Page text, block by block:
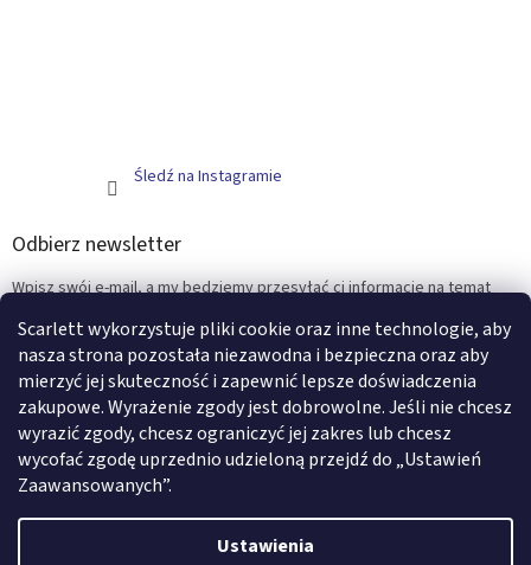
Scarlett wykorzystuje pliki cookie oraz inne technologie, aby
nasza strona pozostała niezawodna i bezpieczna oraz aby
mierzyć jej skuteczność i zapewnić lepsze doświadczenia
zakupowe. Wyrażenie zgody jest dobrowolne. Jeśli nie chcesz
wyrazić zgody, chcesz ograniczyć jej zakres lub chcesz
wycofać zgodę uprzednio udzieloną przejdź do „Ustawień
Zaawansowanych”.
Ustawienia
Śledź na Instagramie
Odbierz newsletter
Wpisz swój e-mail, a my będziemy przesyłać ci informacje na temat
E-mail
ZALOGUJ SIĘ